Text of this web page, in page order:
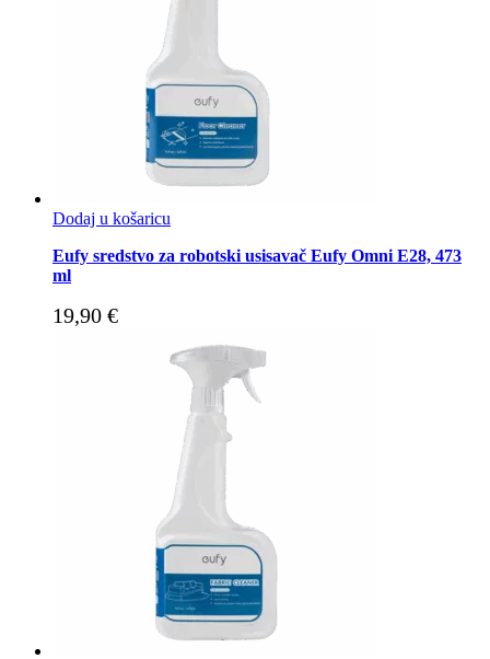
Dodaj u košaricu
Eufy sredstvo za robotski usisavač Eufy Omni E28, 473
ml
19,90 €